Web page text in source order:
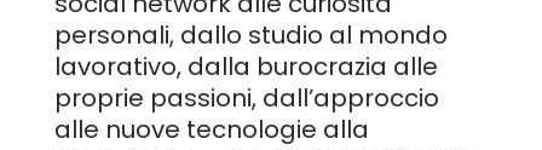
personali, dallo studio al mondo
lavorativo, dalla burocrazia alle
proprie passioni, dall’approccio
alle nuove tecnologie alla